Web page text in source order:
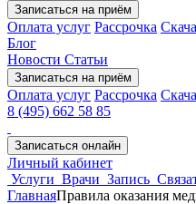
Записаться на приём
Оплата услуг Рассрочка
Блог
Новости Статьи
Записаться на приём
Оплата услуг Рассрочка
8 (495) 662 58 85
Записаться онлайн
Личный кабинет
Услуги Врачи Запись
ГлавнаяПравила оказания